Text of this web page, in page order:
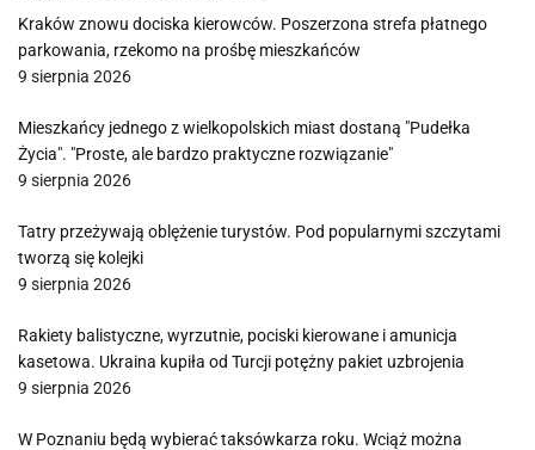
Kraków znowu dociska kierowców. Poszerzona strefa płatnego
parkowania, rzekomo na prośbę mieszkańców
9 sierpnia 2026
Mieszkańcy jednego z wielkopolskich miast dostaną "Pudełka
Życia". "Proste, ale bardzo praktyczne rozwiązanie"
9 sierpnia 2026
Tatry przeżywają oblężenie turystów. Pod popularnymi szczytami
tworzą się kolejki
9 sierpnia 2026
Rakiety balistyczne, wyrzutnie, pociski kierowane i amunicja
kasetowa. Ukraina kupiła od Turcji potężny pakiet uzbrojenia
9 sierpnia 2026
W Poznaniu będą wybierać taksówkarza roku. Wciąż można